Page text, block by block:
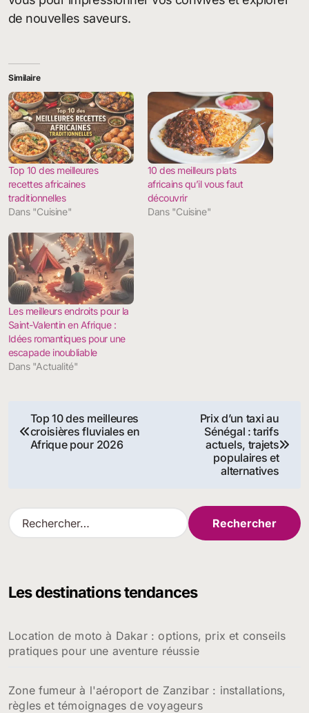
de nouvelles saveurs.
Similaire
Top 10 des meilleures
recettes africaines
traditionnelles
Dans "Cuisine"
10 des meilleurs plats
africains qu’il vous faut
découvrir
Dans "Cuisine"
Les meilleurs endroits pour la
Saint-Valentin en Afrique :
Idées romantiques pour une
escapade inoubliable
Dans "Actualité"
Navigation
de
Top 10 des meilleures
croisières fluviales en
Afrique pour 2026
Prix d’un taxi au
Sénégal : tarifs
actuels, trajets
populaires et
alternatives
R
e
r
e
r
Les destinations tendances
Location de moto à Dakar : options, prix et conseils
pratiques pour une aventure réussie
Zone fumeur à l'aéroport de Zanzibar : installations,
règles et témoignages de voyageurs